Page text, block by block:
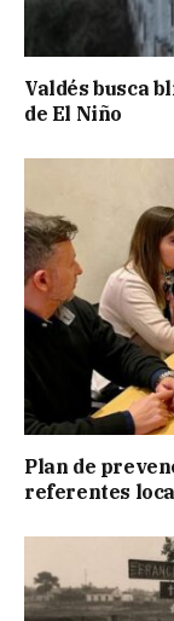
Valdés busca
de El Niño
Plan de
referentes